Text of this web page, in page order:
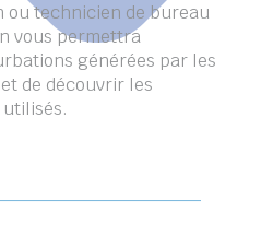
ou technicien de bureau
vous permettra
générées par les
de découvrir les